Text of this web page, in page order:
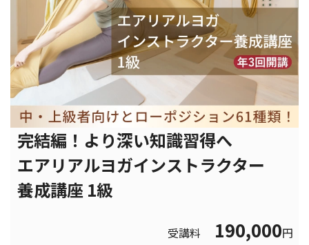
完結編！より深い知識習得へ
エアリアルヨガインストラクター
養成講座 1級
受講料 190,000円